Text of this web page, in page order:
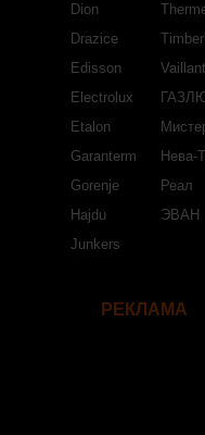
Dion
Drazice
Edisson
Electrolux
Etalon
Garanterm
Gorenje
Hajdu
Junkers
Vaillant
Нева-
Реал
ЭВАН
РЕКЛАМА